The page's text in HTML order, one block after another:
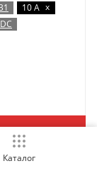
10 А x
Каталог